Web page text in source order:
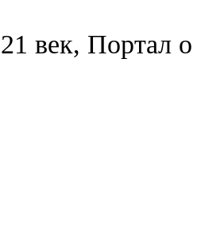
век, Портал